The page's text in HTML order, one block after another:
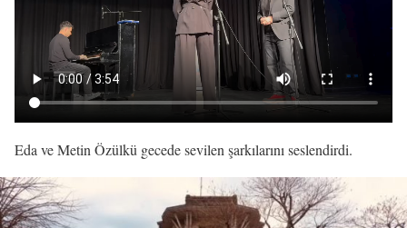
Eda ve Metin Özülkü gecede sevilen şarkılarını seslendirdi.